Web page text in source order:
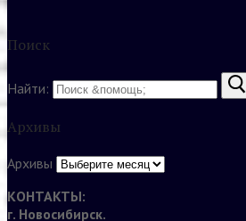
Поиск
Найти:
Архивы
Архивы
КОНТАКТЫ:
г. Новосибирск.